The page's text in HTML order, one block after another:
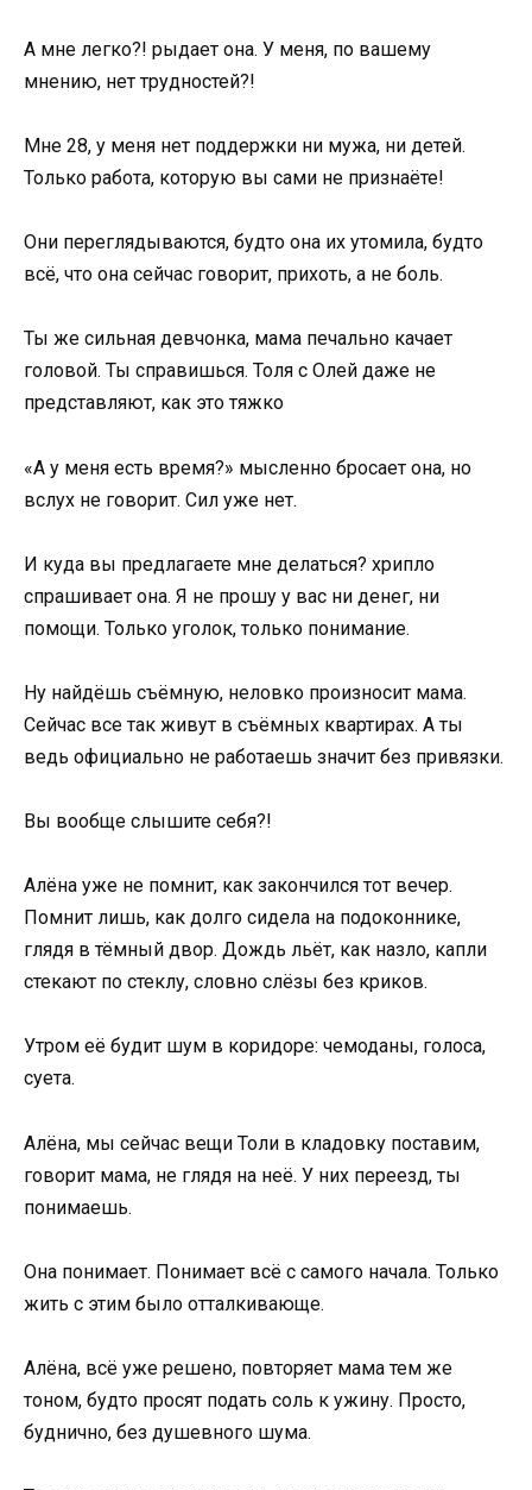
А мне легко?! рыдает она. У меня, по вашему
мнению, нет трудностей?!
Мне 28, у меня нет поддержки ни мужа, ни детей.
Только работа, которую вы сами не признаёте!
Они переглядываются, будто она их утомила, будто
всё, что она сейчас говорит, прихоть, а не боль.
Ты же сильная девчонка, мама печально качает
головой. Ты справишься. Толя с Олей даже не
представляют, как это тяжко
«А у меня есть время?» мысленно бросает она, но
вслух не говорит. Сил уже нет.
И куда вы предлагаете мне делаться? хрипло
спрашивает она. Я не прошу у вас ни денег, ни
помощи. Только уголок, только понимание.
Ну найдёшь съёмную, неловко произносит мама.
Сейчас все так живут в съёмных квартирах. А ты
ведь официально не работаешь значит без привязки.
Вы вообще слышите себя?!
Алёна уже не помнит, как закончился тот вечер.
Помнит лишь, как долго сидела на подоконнике,
глядя в тёмный двор. Дождь льёт, как назло, капли
стекают по стеклу, словно слёзы без криков.
Утром её будит шум в коридоре: чемоданы, голоса,
суета.
Алёна, мы сейчас вещи Толи в кладовку поставим,
говорит мама, не глядя на неё. У них переезд, ты
понимаешь.
Она понимает. Понимает всё с самого начала. Только
жить с этим было отталкивающе.
Алёна, всё уже решено, повторяет мама тем же
тоном, будто просят подать соль к ужину. Просто,
буднично, без душевного шума.